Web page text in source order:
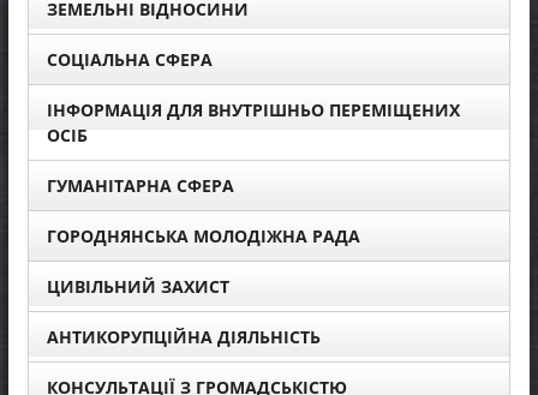
ЗЕМЕЛЬНІ ВІДНОСИНИ
СОЦІАЛЬНА СФЕРА
ІНФОРМАЦІЯ ДЛЯ ВНУТРІШНЬО ПЕРЕМІЩЕНИХ
ОСІБ
ГУМАНІТАРНА СФЕРА
ГОРОДНЯНСЬКА МОЛОДІЖНА РАДА
ЦИВІЛЬНИЙ ЗАХИСТ
АНТИКОРУПЦІЙНА ДІЯЛЬНІСТЬ
КОНСУЛЬТАЦІЇ З ГРОМАДСЬКІСТЮ